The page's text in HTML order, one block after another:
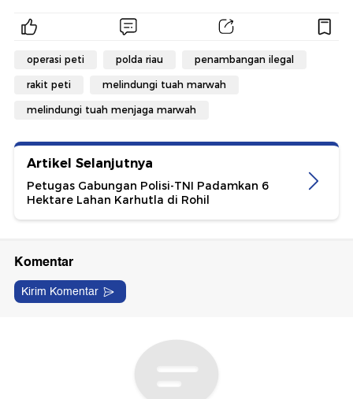
operasi peti polda riau penambangan ilegal
rakit peti melindungi tuah marwah
melindungi tuah menjaga marwah
Artikel Selanjutnya
Petugas Gabungan Polisi-TNI Padamkan 6
Hektare Lahan Karhutla di Rohil